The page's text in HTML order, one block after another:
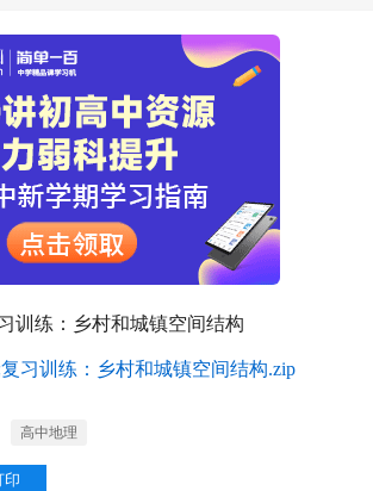
训练：乡村和城镇空间结构
习训练：乡村和城镇空间结构.zip
高中地理
印